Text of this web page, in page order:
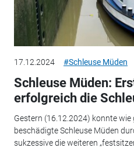
17.12.2024 #Schleuse Müden
Schleuse Müden:
erfolgreich die
Gestern (16.12.2024) konnte
beschädigte Schleuse Müden
sukzessive die weiteren